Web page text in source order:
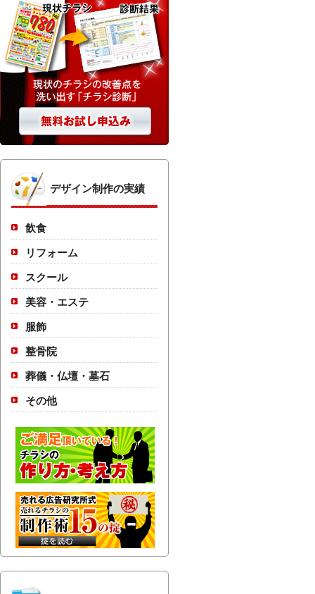
デザイン制作の実績
飲食
リフォーム
スクール
美容・エステ
服飾
整骨院
葬儀・仏壇・墓石
その他